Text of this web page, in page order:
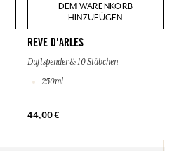
DEM WARENKORB
HINZUFÜGEN
RÊVE D'ARLES
Duftspender & 10 Stäbchen
250ml
44,00 €